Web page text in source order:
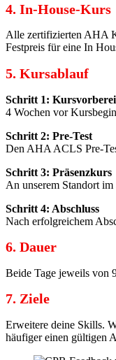
4. In-House-Kurs
Alle zertifizierten AHA
Festpreis für eine In
5. Kursablauf
Schritt 1:
4 Wochen vor
Schritt 2: Pre-Test
Den AHA ACLS Pre-
Schritt 3: Präsenzkurs
An unserem Standort
Schritt 4: Abschluss
Nach erfolgreichem
6. Dauer
Beide Tage jeweils von
7. Ziele
Erweitere deine Skills.
häufiger einen gültigen